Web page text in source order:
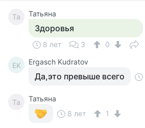
Та Татьяна
Здоровья
8 лет 3 0
EK Ergasch Kudratov
Да,это превыше всего
Та
Татьяна
8 лет
1